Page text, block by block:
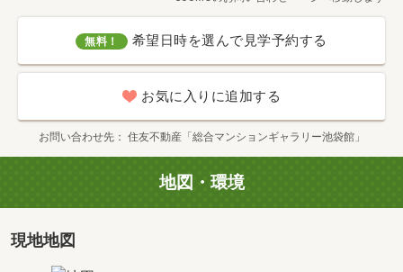
価格
無料！ 希望日時を選んで見学予約する
お気に入りに追加する
お問い合わせ先 住友不動産「総合マンションギャラリー池袋館」
地図・環境
現地地図